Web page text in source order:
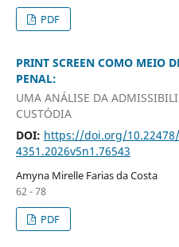
PDF
PRINT SCREEN COMO MEIO
PENAL:
UMA ANÁLISE DA
CUSTÓDIA
DOI: https://doi.org/
4351.2026v5n1.76543
Amyna Mirelle Farias da Costa
62 - 78
PDF